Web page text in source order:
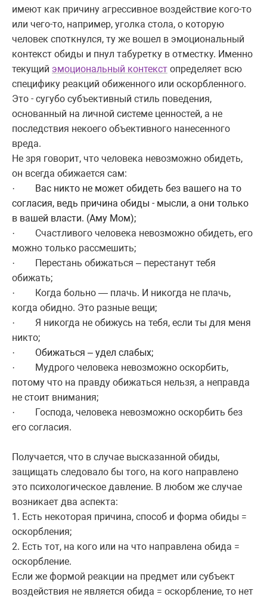
имеют как причину агрессивное воздействие кого-то
или чего-то, например, уголка стола, о которую
человек споткнулся, ту же вошел в эмоциональный
контекст обиды и пнул табуретку в отместку. Именно
текущий эмоциональный контекст определяет всю
специфику реакций обиженного или оскорбленного.
Это - сугубо субъективный стиль поведения,
основанный на личной системе ценностей, а не
последствия некоего объективного нанесенного
вреда.
Не зря говорит, что человека невозможно обидеть,
он всегда обижается сам:
·
Вас никто не может обидеть без вашего на то
согласия, ведь причина обиды - мысли, а они только
в вашей власти. (Аму Мом);
·
Счастливого человека невозможно обидеть, его
можно только рассмешить;
·
Перестань обижаться – перестанут тебя
обижать;
·
Когда больно — плачь. И никогда не плачь,
когда обидно. Это разные вещи;
·
Я никогда не обижусь на тебя, если ты для меня
никто;
· Обижаться – удел слабых;
· Мудрого человека невозможно оскорбить,
потому что на правду обижаться нельзя, а неправда
не стоит внимания;
·
Господа, человека невозможно оскорбить без
его согласия.
Получается, что в случае высказанной обиды,
защищать следовало бы того, на кого направлено
это психологическое давление. В любом же случае
возникает два аспекта:
1. Есть некоторая причина, способ и форма обиды =
оскорбления;
2. Есть тот, на кого или на что направлена обида =
оскорбление.
Если же формой реакции на предмет или субъект
воздействия не является обида = оскорбление, то нет